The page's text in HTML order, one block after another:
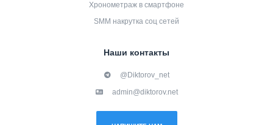
Хронометраж в смартфоне
SMM накрутка соц сетей
Наши контакты
@Diktorov_net
admin@diktorov.net